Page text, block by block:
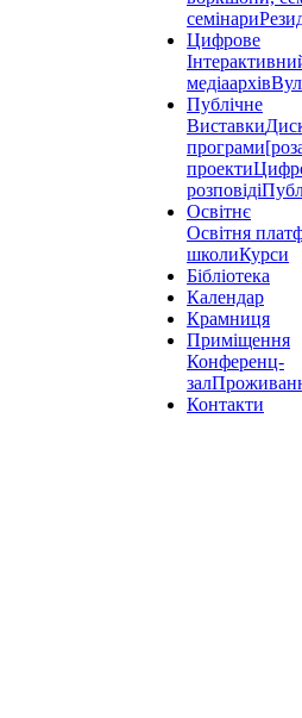
семінари
Цифрове
медіаархів
Публічне
Виставки
програми
проекти
розповіді
Освітнє
Освітня
школиКурси
Бібліотека
Календар
Крамниця
Приміщення
Конференц-
зал
Контакти